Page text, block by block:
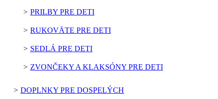
PRILBY PRE DETI
RUKOVÄTE PRE DETI
SEDLÁ PRE DETI
ZVONČEKY A KLAKSÓNY PRE DETI
DOPLNKY PRE DOSPELÝCH